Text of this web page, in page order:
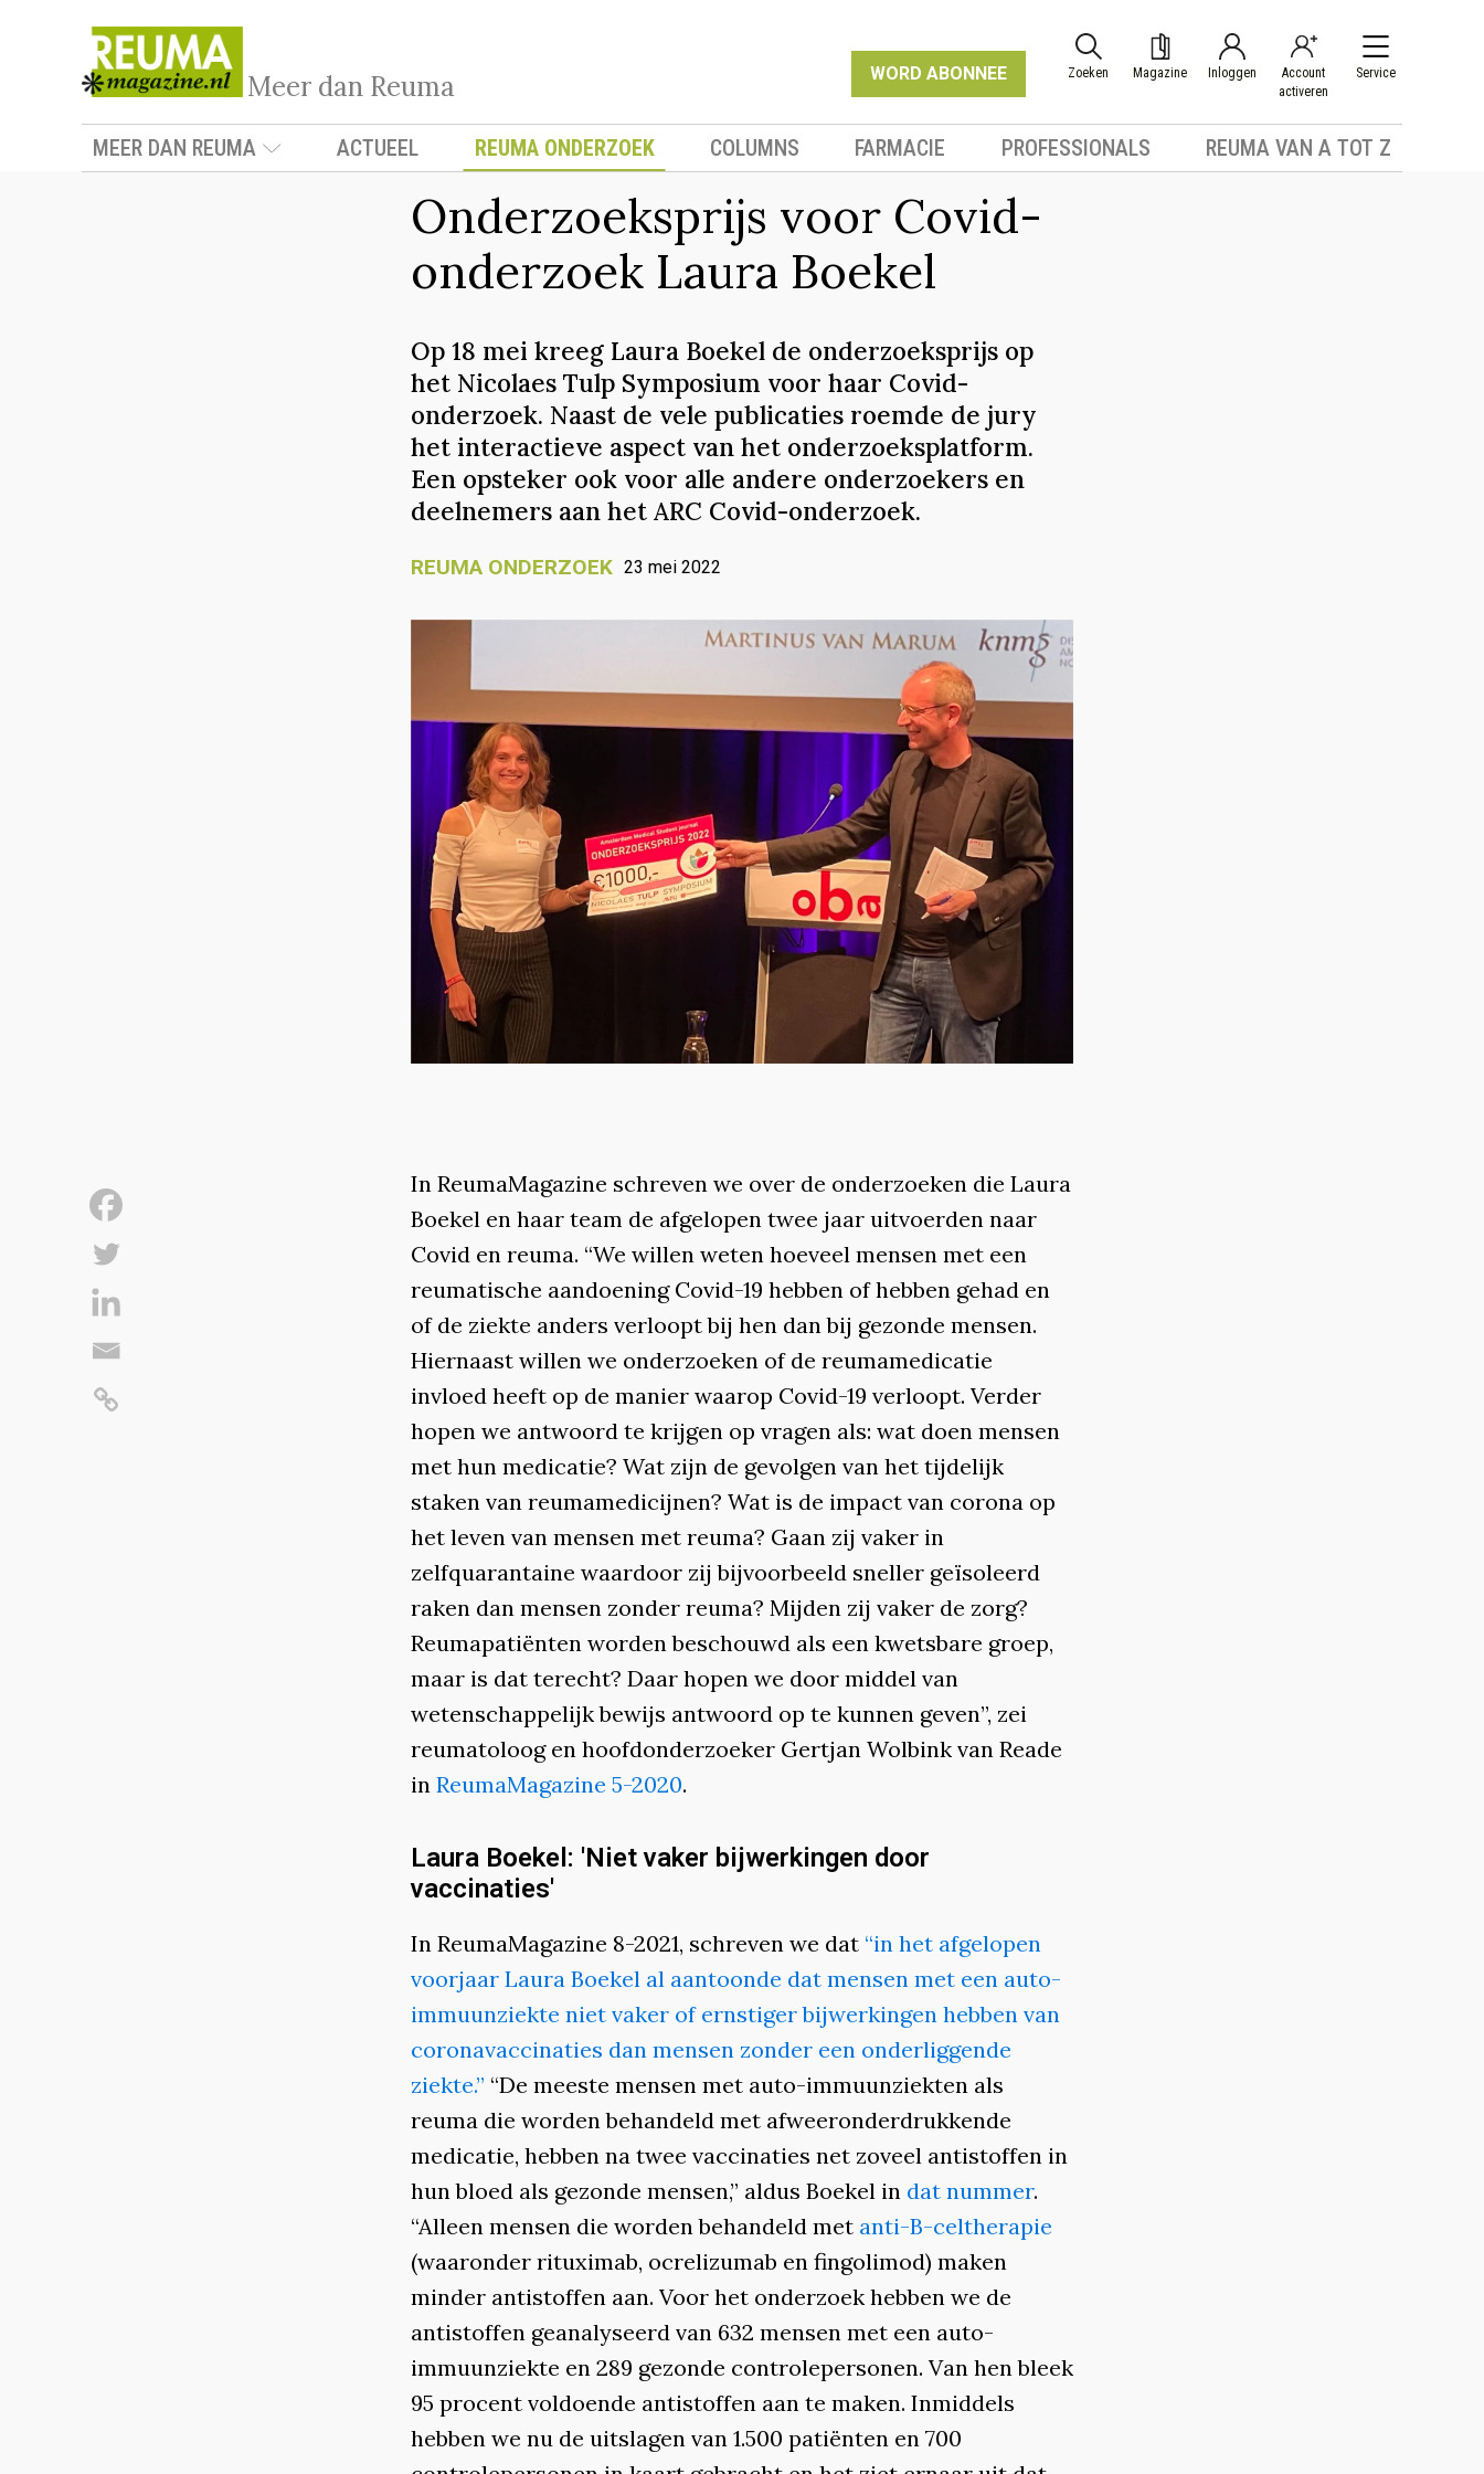
Meer dan Reuma WORD ABONNEE Zoeken Magazine Inloggen
Account
activeren
Service
MEER DAN REUMA ACTUEEL REUMA ONDERZOEK COLUMNS FARMACIE PROFESSIONALS REUMA VAN A TOT Z
Onderzoeksprijs voor Covid-
onderzoek Laura Boekel
Op 18 mei kreeg Laura Boekel de onderzoeksprijs op
het Nicolaes Tulp Symposium voor haar Covid-
onderzoek. Naast de vele publicaties roemde de jury
het interactieve aspect van het onderzoeksplatform.
Een opsteker ook voor alle andere onderzoekers en
deelnemers aan het ARC Covid-onderzoek.
REUMA ONDERZOEK 23 mei 2022
In ReumaMagazine schreven we over de onderzoeken die Laura
Boekel en haar team de afgelopen twee jaar uitvoerden naar
Covid en reuma. “We willen weten hoeveel mensen met een
reumatische aandoening Covid-19 hebben of hebben gehad en
of de ziekte anders verloopt bij hen dan bij gezonde mensen.
Hiernaast willen we onderzoeken of de reumamedicatie
invloed heeft op de manier waarop Covid-19 verloopt. Verder
hopen we antwoord te krijgen op vragen als: wat doen mensen
met hun medicatie? Wat zijn de gevolgen van het tijdelijk
staken van reumamedicijnen? Wat is de impact van corona op
het leven van mensen met reuma? Gaan zij vaker in
zelfquarantaine waardoor zij bijvoorbeeld sneller geïsoleerd
raken dan mensen zonder reuma? Mijden zij vaker de zorg?
Reumapatiënten worden beschouwd als een kwetsbare groep,
maar is dat terecht? Daar hopen we door middel van
wetenschappelijk bewijs antwoord op te kunnen geven”, zei
reumatoloog en hoofdonderzoeker Gertjan Wolbink van Reade
in ReumaMagazine 5-2020.
Laura Boekel: 'Niet vaker bijwerkingen door
vaccinaties'
In ReumaMagazine 8-2021, schreven we dat “in het afgelopen
voorjaar Laura Boekel al aantoonde dat mensen met een auto-
immuunziekte niet vaker of ernstiger bijwerkingen hebben van
coronavaccinaties dan mensen zonder een onderliggende
ziekte.” “De meeste mensen met auto-immuunziekten als
reuma die worden behandeld met afweeronderdrukkende
medicatie, hebben na twee vaccinaties net zoveel antistoffen in
hun bloed als gezonde mensen,” aldus Boekel in dat nummer.
“Alleen mensen die worden behandeld met anti-B-celtherapie
(waaronder rituximab, ocrelizumab en fingolimod) maken
minder antistoffen aan. Voor het onderzoek hebben we de
antistoffen geanalyseerd van 632 mensen met een auto-
immuunziekte en 289 gezonde controlepersonen. Van hen bleek
95 procent voldoende antistoffen aan te maken. Inmiddels
hebben we nu de uitslagen van 1.500 patiënten en 700